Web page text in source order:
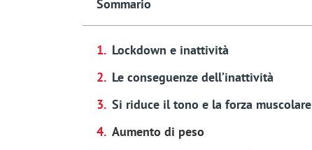
Sommario
Lockdown e inattività
Le conseguenze dell’inattività
Si riduce il tono e la forza muscolare
Aumento di peso